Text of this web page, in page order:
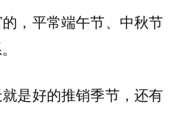
，平常端午节、中秋节
是好的推销季节，还有